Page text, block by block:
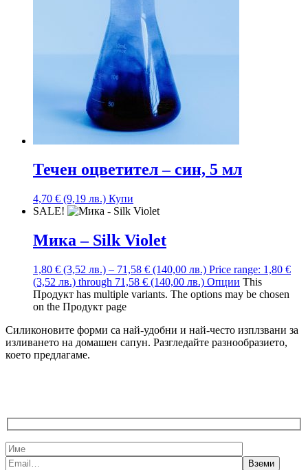
Течен оцветител – син, 5 мл
4,70 € (9,19 лв.) Купи
SALE!
Мика – Silk Violet
1,80 € (3,52 лв.) – 71,58 € (140,00 лв.) Price range: 1,80 €
(3,52 лв.) through 71,58 € (140,00 лв.) Опции This
Продукт has multiple variants. The options may be chosen
on the Продукт page
Силиконовите форми са най-удобни и най-често изплзвани за
изливането на домашен сапун. Разгледайте разнообразието,
което предлагаме.